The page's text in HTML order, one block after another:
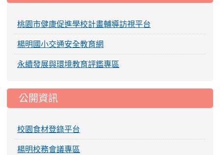
桃園市健康促進學校計畫輔導訪視平台
楊明國小交通安全教育網
永續發展與環境教育評鑑專區
公開資訊
校園食材登錄平台
楊明校務會議專區